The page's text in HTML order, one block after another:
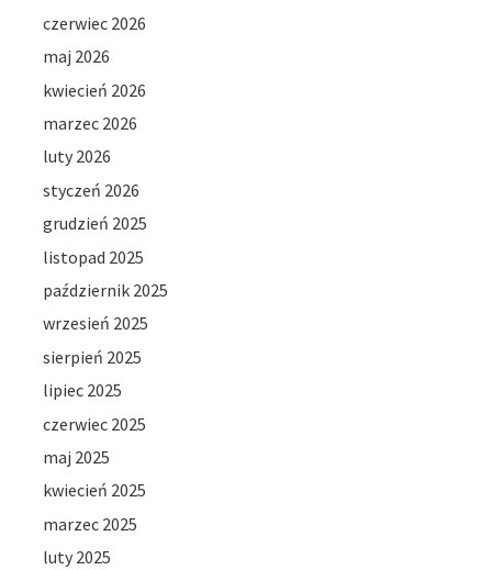
czerwiec 2026
maj 2026
kwiecień 2026
marzec 2026
luty 2026
styczeń 2026
grudzień 2025
listopad 2025
październik 2025
wrzesień 2025
sierpień 2025
lipiec 2025
czerwiec 2025
maj 2025
kwiecień 2025
marzec 2025
luty 2025